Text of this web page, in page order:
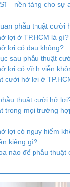
– nền tảng cho sự
phẫu thuật cười
lợi ở TP.HCM là gì?
lợi có đau không?
sau phẫu thuật
lợi có vĩnh viễn
cười hở lợi ở
thuật cười hở
trong mọi trường
lợi có nguy hiểm
kiêng gì?
nào để phẫu thuật